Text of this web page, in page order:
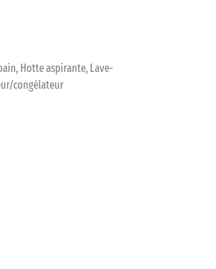
Hotte aspirante, Lave-
congélateur